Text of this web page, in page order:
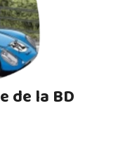
de la BD